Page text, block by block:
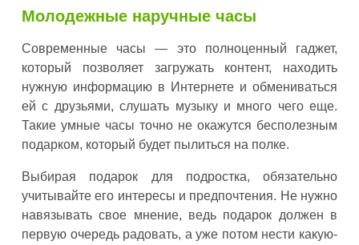
Молодежные наручные часы
Современные часы — это полноценный гаджет,
который позволяет загружать контент, находить
нужную информацию в Интернете и обмениваться
ей с друзьями, слушать музыку и много чего еще.
Такие умные часы точно не окажутся бесполезным
подарком, который будет пылиться на полке.
Выбирая подарок для подростка, обязательно
учитывайте его интересы и предпочтения. Не нужно
навязывать свое мнение, ведь подарок должен в
первую очередь радовать, а уже потом нести какую-